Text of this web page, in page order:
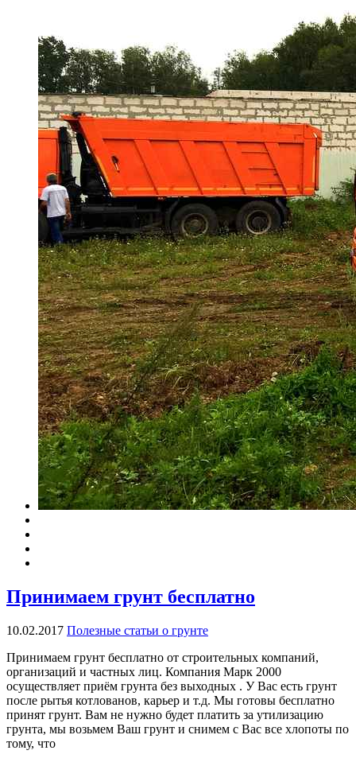
Принимаем грунт бесплатно
10.02.2017 Полезные статьи о грунте
Принимаем грунт бесплатно от строительных компаний,
организаций и частных лиц. Компания Марк 2000
осуществляет приём грунта без выходных . У Вас есть грунт
после рытья котлованов, карьер и т.д. Мы готовы бесплатно
принят грунт. Вам не нужно будет платить за утилизацию
грунта, мы возьмем Ваш грунт и снимем с Вас все хлопоты по
тому, что